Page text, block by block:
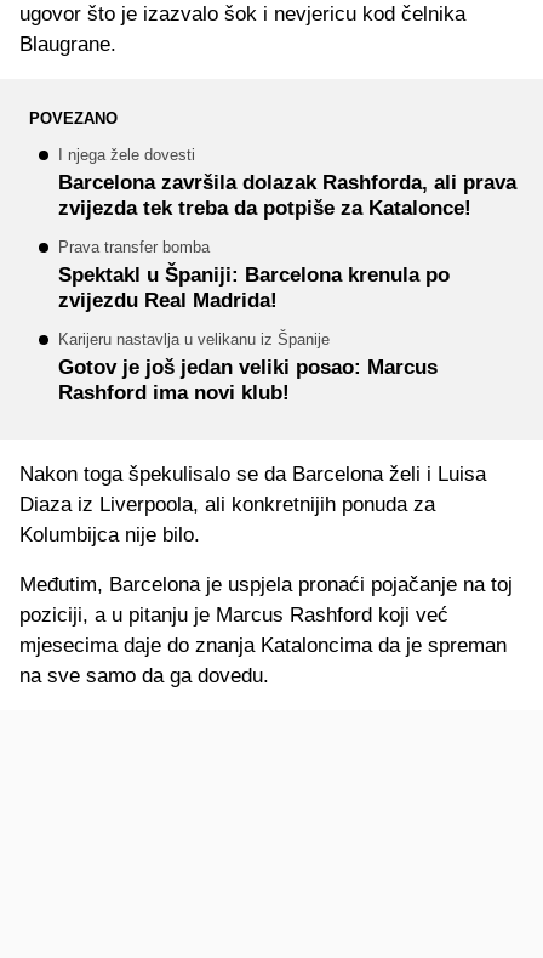
ugovor što je izazvalo šok i nevjericu kod čelnika
Blaugrane.
POVEZANO
I njega žele dovesti
Barcelona završila dolazak Rashforda, ali prava
zvijezda tek treba da potpiše za Katalonce!
Prava transfer bomba
Spektakl u Španiji: Barcelona krenula po
zvijezdu Real Madrida!
Karijeru nastavlja u velikanu iz Španije
Gotov je još jedan veliki posao: Marcus
Rashford ima novi klub!
Nakon toga špekulisalo se da Barcelona želi i Luisa
Diaza iz Liverpoola, ali konkretnijih ponuda za
Kolumbijca nije bilo.
Međutim, Barcelona je uspjela pronaći pojačanje na toj
poziciji, a u pitanju je Marcus Rashford koji već
mjesecima daje do znanja Kataloncima da je spreman
na sve samo da ga dovedu.